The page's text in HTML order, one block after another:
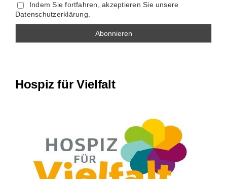
Indem Sie fortfahren, akzeptieren Sie unsere
Datenschutzerklärung.
Hospiz für Vielfalt